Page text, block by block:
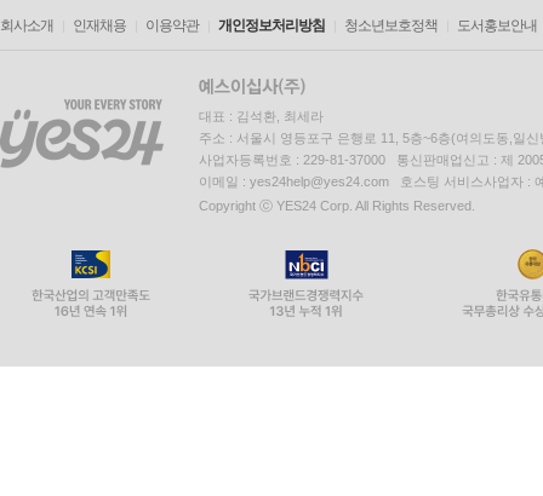
회사소개 인재채용 이용약관 개인정보처리방침 청소년보호정책 도서홍보안내
대표 : 김석환, 최세라
주소 : 서울시 영등포구 은행로 11, 5층~6층(여의도동,일신
사업자등록번호 : 229-81-37000 통신판매업신고 : 제
이메일 : yes24help@yes24.com 호스팅 서비스사업자 :
Copyright ⓒ YES24 Corp. All Rights Reserved.